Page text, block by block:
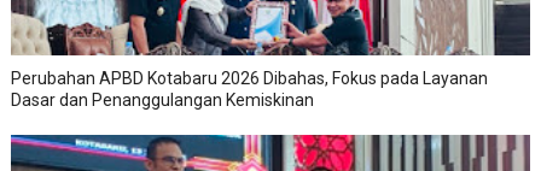
Perubahan APBD Kotabaru 2026 Dibahas, Fokus pada Layanan
Dasar dan Penanggulangan Kemiskinan